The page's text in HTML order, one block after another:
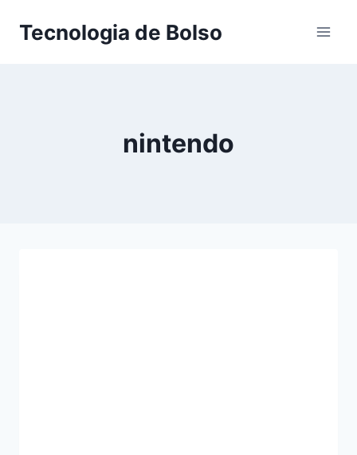
Tecnologia de Bolso
nintendo